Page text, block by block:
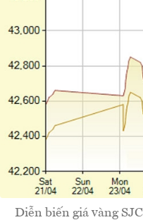
Diễn biến giá vàng